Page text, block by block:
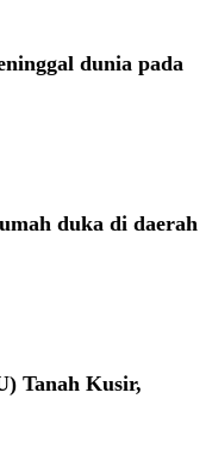
dunia pada
duka di daerah
Tanah Kusir,